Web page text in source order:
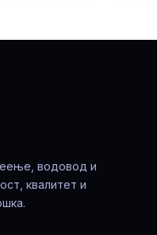
водовод и
квалитет и